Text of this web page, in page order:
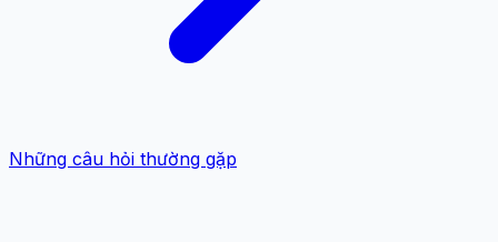
Những câu hỏi thường gặp